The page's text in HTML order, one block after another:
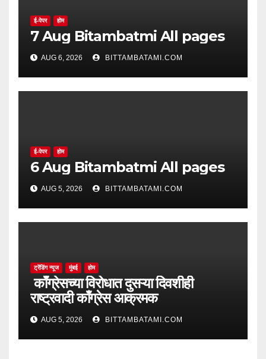
ई-पेपर होम
7 Aug Bitambatmi All pages
AUG 6, 2026 BITTAMBATAMI.COM
ई-पेपर होम
6 Aug Bitambatmi All pages
AUG 5, 2026 BITTAMBATAMI.COM
ट्रेंडिंग न्यूज मुंबई होम
काँग्रेसच्या विरोधात दुसऱ्या दिवशीही
राष्ट्रवादी काँग्रेस आक्रमक
AUG 5, 2026 BITTAMBATAMI.COM